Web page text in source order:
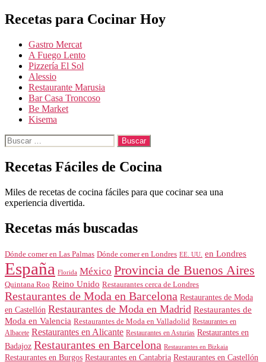
Recetas para Cocinar Hoy
Gastro Mercat
A Fuego Lento
Pizzería El Sol
Alessio
Restaurante Marusia
Bar Casa Troncoso
Be Market
Kisema
Buscar:
Recetas Fáciles de Cocina
Miles de recetas de cocina fáciles para que cocinar sea una
experiencia divertida.
Recetas más buscadas
Dónde comer en Las Palmas Dónde comer en Londres EE. UU. en Londres
España Florida México Provincia de Buenos Aires
Quintana Roo Reino Unido Restaurantes cerca de Londres
Restaurantes de Moda en Barcelona Restaurantes de Moda
en Castellón Restaurantes de Moda en Madrid Restaurantes de
Moda en Valencia Restaurantes de Moda en Valladolid Restaurantes en
Albacete Restaurantes en Alicante Restaurantes en Asturias Restaurantes en
Badajoz Restaurantes en Barcelona Restaurantes en Bizkaia
Restaurantes en Burgos Restaurantes en Cantabria Restaurantes en Castellón